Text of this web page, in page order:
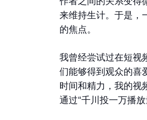
来维持生计。于是
的焦点。
我曾经尝试过在短视
们能够得到观众的喜
时间和精力，我的视
通过“千川投一万播